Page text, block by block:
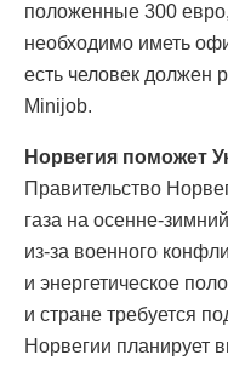
положенные 300
необходимо иметь
есть человек должен
Minijob.
Норвегия поможет
Правительство
газа на осенне-
из-за военного
и энергетическое
и стране требуется
Норвегии планирует